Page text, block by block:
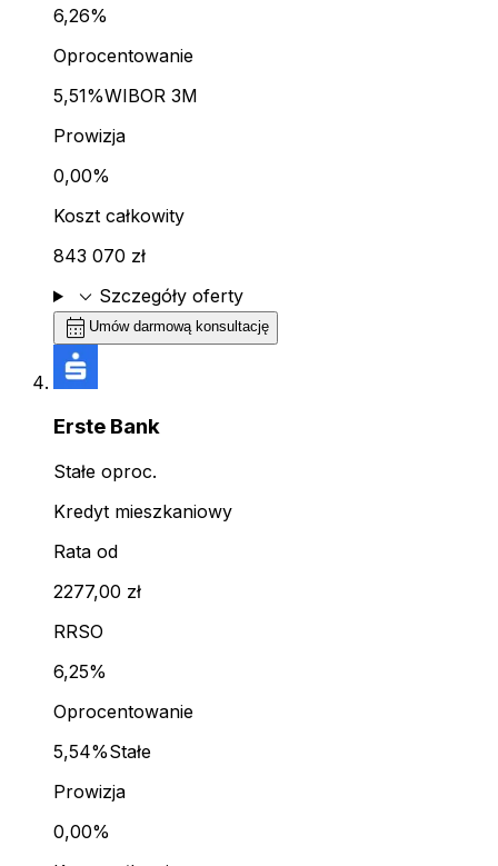
6,26%
Oprocentowanie
5,51%WIBOR 3M
Prowizja
0,00%
Koszt całkowity
843 070 zł
expand_more Szczegóły oferty
calendar_month Umów darmową konsultację
Erste Bank
Stałe oproc.
Kredyt mieszkaniowy
Rata od
2277,00 zł
RRSO
6,25%
Oprocentowanie
5,54%Stałe
Prowizja
0,00%